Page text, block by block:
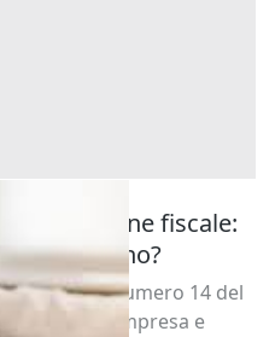
ed evasione fiscale:
anno?
il D.Lgs. numero 14 del
crisi di impresa e